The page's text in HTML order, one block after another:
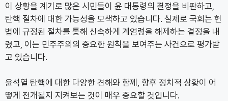
이 상황을 계기로 많은 시민들이 윤 대통령의 결정을 비판하고,
탄핵 절차에 대한 가능성을 모색하고 있습니다. 실제로 국회는 헌
법에 규정된 절차를 통해 신속하게 계엄령을 해제하는 결정을 내
렸고, 이는 민주주의의 중요한 원칙을 보여주는 사건으로 평가받
고 있습니다.
윤석열 탄핵에 대한 다양한 견해와 함께, 향후 정치적 상황이 어
떻게 전개될지 지켜보는 것이 매우 중요할 것입니다.